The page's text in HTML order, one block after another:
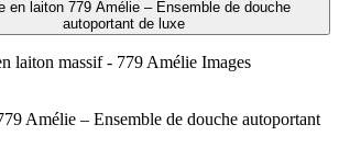
laiton massif - 779 Amélie Images